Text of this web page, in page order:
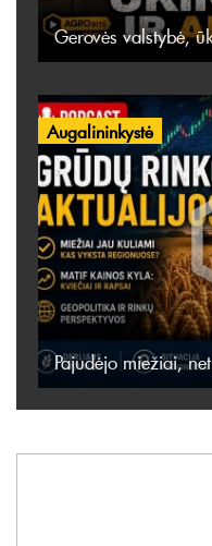
Gerovės valstybė,
Augalininkystė
Pajudėjo miežiai,